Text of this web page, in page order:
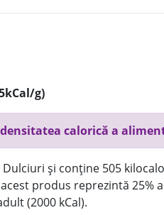
g)
calorică a
și conține 505
produs reprezintă 25%
(2000 kCal).